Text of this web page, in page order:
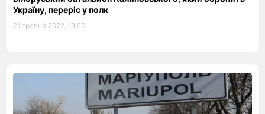
Україну, переріс у полк
21 травня 2022, 19:50